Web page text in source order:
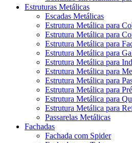
Estruturas Metálicas
Escadas Metálicas
Estrutura Metálica para
Estrutura Metálica para
Estrutura Metálica para
Estrutura Metálica para
Estrutura Metálica para
Estrutura Metálica para
Estrutura Metálica para
Estrutura Metálica para
Estrutura Metálica para
Estrutura Metálica para
Passarelas Metálicas
Fachadas
Fachada com Spider